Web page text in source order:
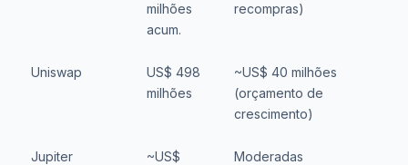
milhões
acum.
recompras)
Uniswap
US$ 498
milhões
~US$ 40 milhões
(orçamento de
crescimento)
Jupiter
~US$
Moderadas